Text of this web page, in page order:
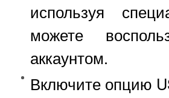
используя
можете
аккаунтом.
Включите опцию